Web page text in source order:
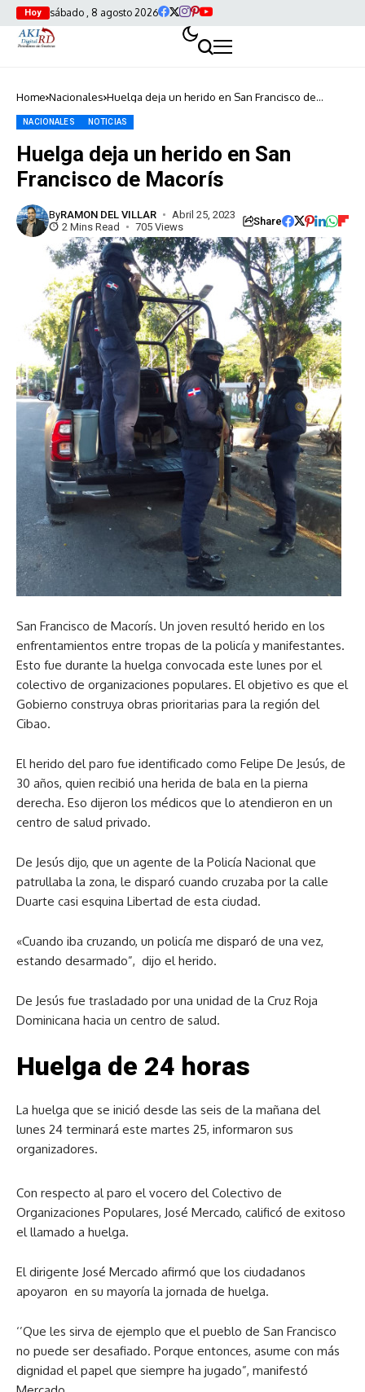
Hoy sábado , 8 agosto 2026
Home Nacionales Huelga deja un herido en San Francisco de
NACIONALES NOTICIAS
Huelga deja un herido en San
Francisco de Macorís
ByRAMON DEL VILLAR
Abril 25, 2023
2 Mins Read
705 Views Share
San Francisco de Macorís. Un joven resultó herido en los
enfrentamientos entre tropas de la policía y manifestantes.
Esto fue durante la huelga convocada este lunes por el
colectivo de organizaciones populares. El objetivo es que el
Gobierno construya obras prioritarias para la región del
Cibao.
El herido del paro fue identificado como Felipe De Jesús, de
30 años, quien recibió una herida de bala en la pierna
derecha. Eso dijeron los médicos que lo atendieron en un
centro de salud privado.
De Jesús dijo, que un agente de la Policía Nacional que
patrullaba la zona, le disparó cuando cruzaba por la calle
Duarte casi esquina Libertad de esta ciudad.
«Cuando iba cruzando, un policía me disparó de una vez,
estando desarmado”, dijo el herido.
De Jesús fue trasladado por una unidad de la Cruz Roja
Dominicana hacia un centro de salud.
Huelga de 24 horas
La huelga que se inició desde las seis de la mañana del
lunes 24 terminará este martes 25, informaron sus
organizadores.
Con respecto al paro el vocero del Colectivo de
Organizaciones Populares, José Mercado, calificó de exitoso
el llamado a huelga.
El dirigente José Mercado afirmó que los ciudadanos
apoyaron en su mayoría la jornada de huelga.
‘’Que les sirva de ejemplo que el pueblo de San Francisco
no puede ser desafiado. Porque entonces, asume con más
dignidad el papel que siempre ha jugado”, manifestó